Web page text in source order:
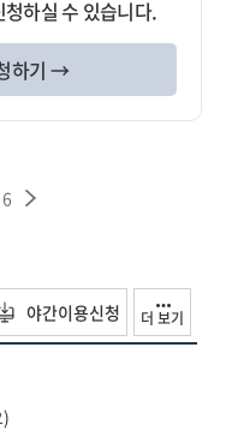
하실 수 있습니다.
하기 →
6
야간이용신청 더 보기